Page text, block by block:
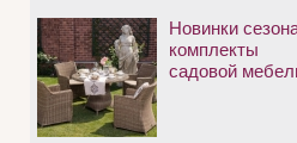
Новинки
комплекты
садовой